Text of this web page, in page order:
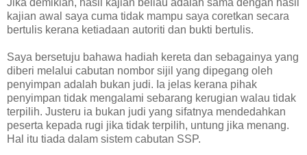
Jika demikian, hasil kajian beliau adalah sama dengan hasil
kajian awal saya cuma tidak mampu saya coretkan secara
bertulis kerana ketiadaan autoriti dan bukti bertulis.
Saya bersetuju bahawa hadiah kereta dan sebagainya yang
diberi melalui cabutan nombor sijil yang dipegang oleh
penyimpan adalah bukan judi. Ia jelas kerana pihak
penyimpan tidak mengalami sebarang kerugian walau tidak
terpilih. Justeru ia bukan judi yang sifatnya mendedahkan
peserta kepada rugi jika tidak terpilih, untung jika menang.
Hal itu tiada dalam sistem cabutan SSP.